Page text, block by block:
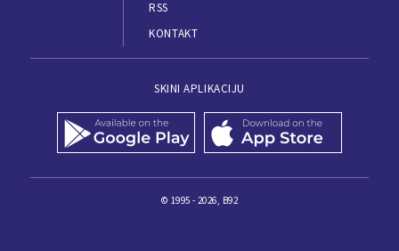
RSS
KONTAKT
SKINI APLIKACIJU
© 1995 - 2026, B92